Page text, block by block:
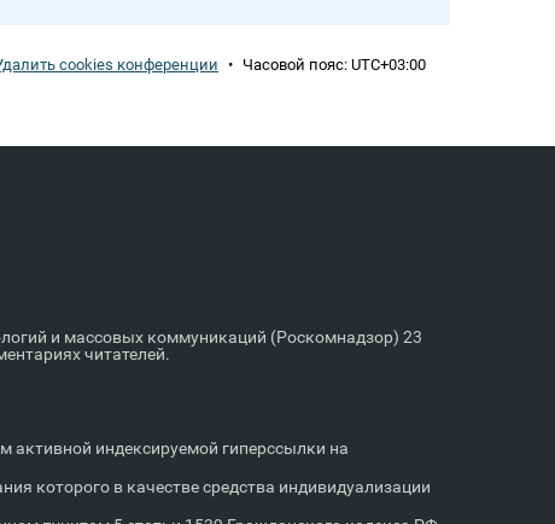
cookies конференции • Часовой пояс: UTC+03:00
и массовых коммуникаций (Роскомнадзор) 23
читателей.
активной индексируемой гиперссылки на
которого в качестве средства индивидуализации